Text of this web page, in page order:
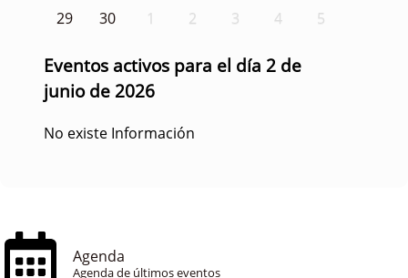
29
30 1 2 3 4 5
Eventos activos para el día 2 de
junio de 2026
No existe Información
Agenda
Agenda de últimos eventos